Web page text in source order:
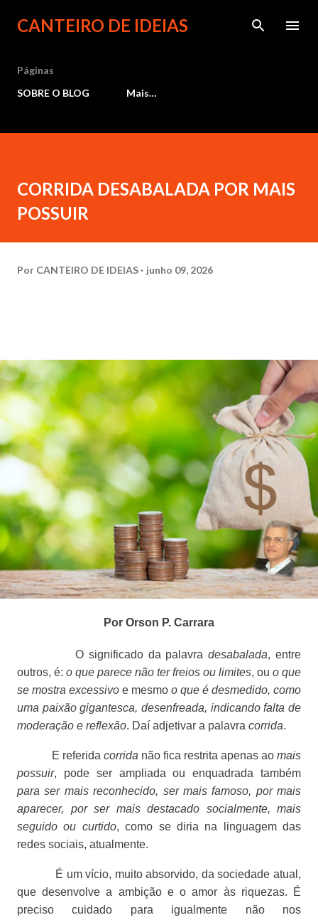
Pular para o conteúdo principal
CANTEIRO DE IDEIAS
Páginas
SOBRE O BLOG
Mais…
CORRIDA DESABALADA POR MAIS
POSSUIR
Por CANTEIRO DE IDEIAS junho 09, 2026
Por Orson P. Carrara
O significado da palavradesabalada, entre
outros, é: o que parece não ter freios ou limites, ou o que
se mostra excessivo e mesmo o que é desmedido, como
uma paixão gigantesca, desenfreada, indicando falta de
moderação e reflexão. Daí adjetivar a palavra corrida.
E referida corrida não fica restrita apenas aomais
possuir, pode ser ampliada ou enquadrada também
para ser mais reconhecido, ser mais famoso, por mais
aparecer, por ser mais destacado socialmente, mais
seguido ou curtido, como se diria na linguagem das
redes sociais, atualmente.
É um vício, muito absorvido, da sociedade atual,
que desenvolve a ambição e o amor às riquezas. É
preciso cuidado para igualmente não nos